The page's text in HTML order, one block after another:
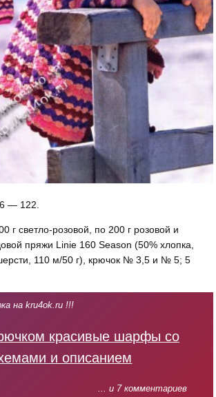
— 122.
г светло-розовой, по 200 г розовой и
пряжи Linie 160 Season (50% хлопка,
110 м/50 г), крючок № 3,5 и № 5; 5
на kru4ok.ru !!!
красивые шарфы со
и описанием
... и 7 комментариев